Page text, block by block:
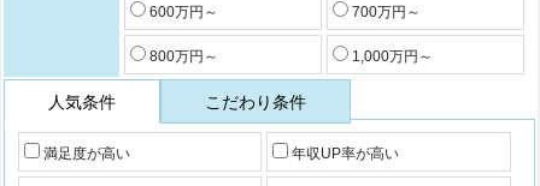
600万円～ 700万円～
800万円～ 1,000万円～
人気条件 こだわり条件
満足度が高い 年収UP率が高い